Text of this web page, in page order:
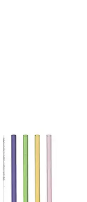
3 Werktagen bei dir